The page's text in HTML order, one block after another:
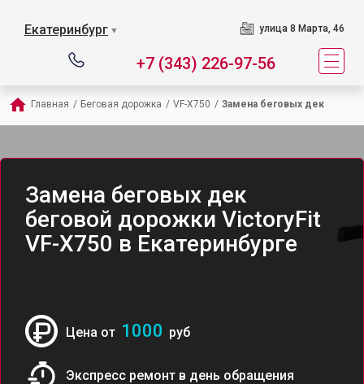
Екатеринбург ▼ улица 8 Марта, 46
+7 (343) 226-97-56
Главная / Беговая дорожка / VF-X750 / Замена беговых дек
Замена беговых дек
беговой дорожки VictoryFit
VF-X750 в Екатеринбурге
Цена от 1000 руб
Экспресс ремонт в день обращения